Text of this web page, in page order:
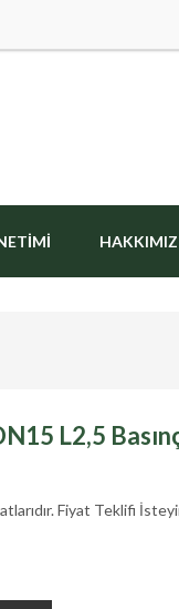
L2,5
Fiyat Teklifi